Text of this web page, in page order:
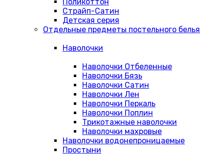
Страйп-Сатин
Детская серия
Отдельные предметы постельного белья
Наволочки
Наволочки Отбеленные
Наволочки Бязь
Наволочки Сатин
Наволочки Лен
Наволочки Перкаль
Наволочки Поплин
Трикотажные наволочки
Наволочки махровые
Наволочки водонепроницаемые
Простыни